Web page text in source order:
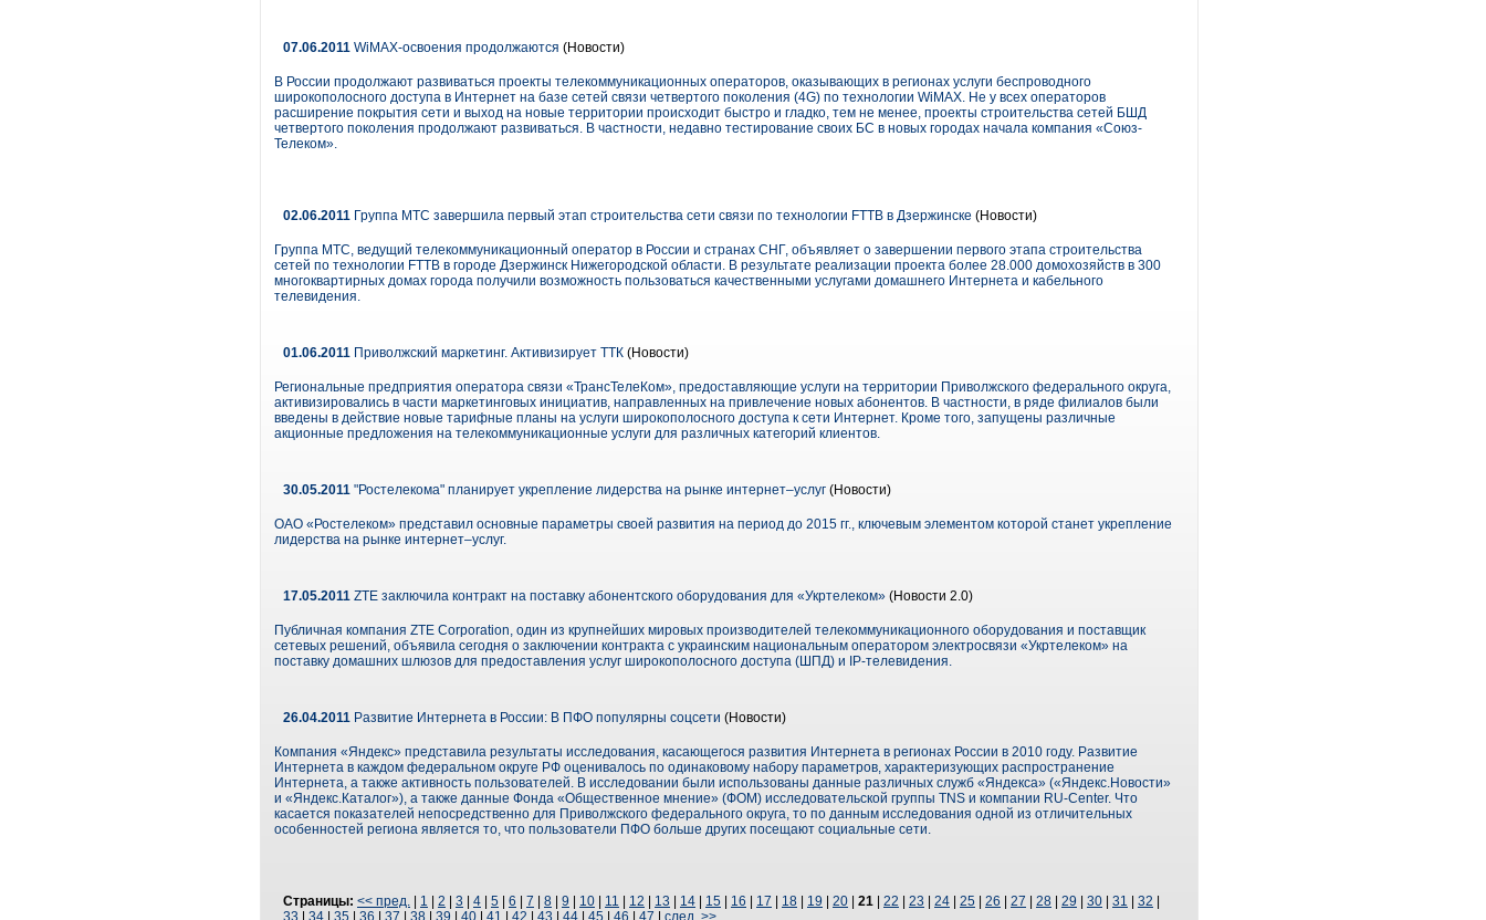
07.06.2011 WiMAX-освоения продолжаются (Новости)
В России продолжают развиваться проекты телекоммуникационных операторов, оказывающих в регионах услуги беспроводного
широкополосного доступа в Интернет на базе сетей связи четвертого поколения (4G) по технологии WiMAX. Не у всех операторов
расширение покрытия сети и выход на новые территории происходит быстро и гладко, тем не менее, проекты строительства сетей БШД
четвертого поколения продолжают развиваться. В частности, недавно тестирование своих БС в новых городах начала компания «Союз-
Телеком».
02.06.2011 Группа МТС завершила первый этап строительства сети связи по технологии FTTB в Дзержинске (Новости)
Группа МТС, ведущий телекоммуникационный оператор в России и странах СНГ, объявляет о завершении первого этапа строительства
сетей по технологии FTTB в городе Дзержинск Нижегородской области. В результате реализации проекта более 28.000 домохозяйств в 300
многоквартирных домах города получили возможность пользоваться качественными услугами домашнего Интернета и кабельного
телевидения.
01.06.2011 Приволжский маркетинг. Активизирует ТТК (Новости)
Региональные предприятия оператора связи «ТрансТелеКом», предоставляющие услуги на территории Приволжского федерального округа,
активизировались в части маркетинговых инициатив, направленных на привлечение новых абонентов. В частности, в ряде филиалов были
введены в действие новые тарифные планы на услуги широкополосного доступа к сети Интернет. Кроме того, запущены различные
акционные предложения на телекоммуникационные услуги для различных категорий клиентов.
30.05.2011 "Ростелекома" планирует укрепление лидерства на рынке интернет–услуг (Новости)
ОАО «Ростелеком» представил основные параметры своей развития на период до 2015 гг., ключевым элементом которой станет укрепление
лидерства на рынке интернет–услуг.
17.05.2011 ZTE заключила контракт на поставку абонентского оборудования для «Укртелеком» (Новости 2.0)
Публичная компания ZTE Corporation, один из крупнейших мировых производителей телекоммуникационного оборудования и поставщик
сетевых решений, объявила сегодня о заключении контракта с украинским национальным оператором электросвязи «Укртелеком» на
поставку домашних шлюзов для предоставления услуг широкополосного доступа (ШПД) и IP-телевидения.
26.04.2011 Развитие Интернета в России: В ПФО популярны соцсети (Новости)
Компания «Яндекс» представила результаты исследования, касающегося развития Интернета в регионах России в 2010 году. Развитие
Интернета в каждом федеральном округе РФ оценивалось по одинаковому набору параметров, характеризующих распространение
Интернета, а также активность пользователей. В исследовании были использованы данные различных служб «Яндекса» («Яндекс.Новости»
и «Яндекс.Каталог»), а также данные Фонда «Общественное мнение» (ФОМ) исследовательской группы TNS и компании RU-Center. Что
касается показателей непосредственно для Приволжского федерального округа, то по данным исследования одной из отличительных
особенностей региона является то, что пользователи ПФО больше других посещают социальные сети.
Страницы: << пред. 1 2 3 4 5 6 7 8 9 10 11 12 13 14 15 16 17 18 19 20 21 22 23 24 25 26 27 28 29 30 31 32
33
34 35 36 37 38 39 40 41 42 43 44 45 46 47 след. >>